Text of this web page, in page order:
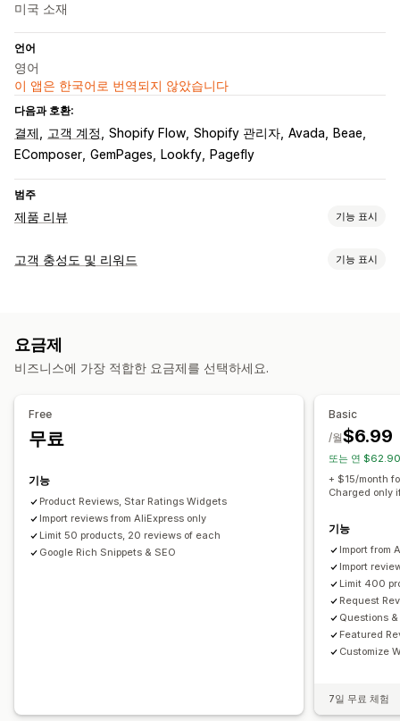
미국 소재
언어
영어
이 앱은 한국어로 번역되지 않았습니다
다음과 호환:
결제 고객 계정 Shopify Flow Shopify 관리자 Avada
Beae
EComposer GemPages Lookfy Pagefly
범주
제품 리뷰 기능 표시
표시 옵션
리치 코드 조각
이메일 요청
고객 충성도 및 리워드 기능 표시
제공할 수 있는 리워드
요금제
비즈니스에 가장 적합한 요금제를 선택하세요.
Free
무료
기능
Product Reviews, Star Ratings Widgets
Import reviews from AliExpress only
Limit 50 products, 20 reviews of each
Google Rich Snippets & SEO
Basic
$6.99
/월
또는 연
+ $15/month
Charged only
기능
Import from
Import
Limit 400
Request
Questions
Featured
Customize
7일 무료 체험